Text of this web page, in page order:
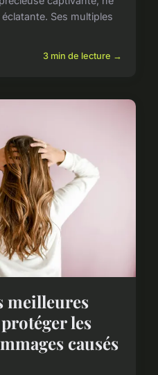
Ses multiples
3 min de lecture →
meilleures
les
causés